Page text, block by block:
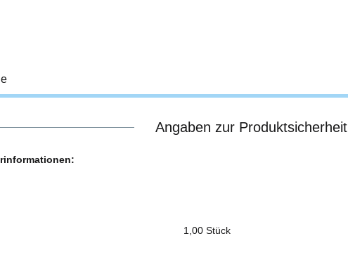
Angaben zur Produktsicherheit
1,00 Stück